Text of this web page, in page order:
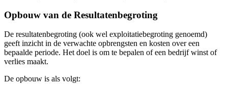
(ontvangsten)}
- € 7.000
\text{
(uitgaven)} - €
(uitgaven)} =
Opbouw van de Resultatenbegroting
De resultatenbegroting (ook wel exploitatiebegroting genoemd)
geeft inzicht in de verwachte opbrengsten en kosten over een
bepaalde periode. Het doel is om te bepalen of een bedrijf winst of
verlies maakt.
De opbouw is als volgt: